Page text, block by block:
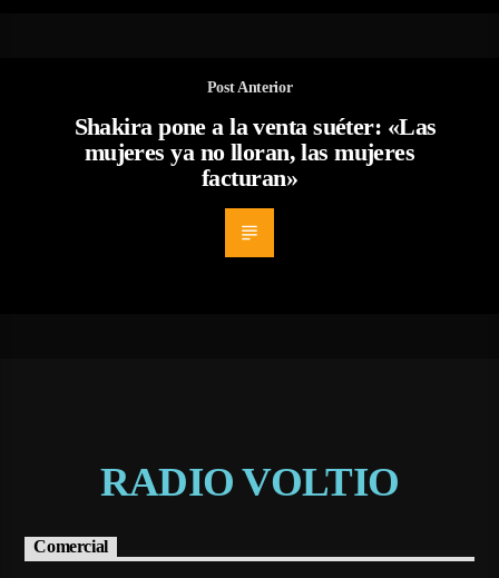
Post Anterior
Shakira pone a la venta suéter: «Las
mujeres ya no lloran, las mujeres
facturan»
RADIO VOLTIO
Comercial